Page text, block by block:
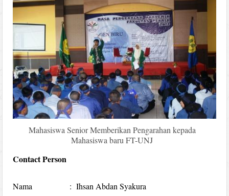
Mahasiswa Senior Memberikan Pengarahan kepada
Mahasiswa baru FT-UNJ
Contact Person
Nama : Ihsan Abdan Syakura